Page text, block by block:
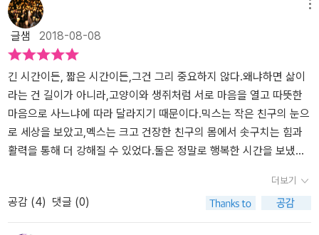
코생쥐(멕스!) 중에 하나가 바로 멕스라는 점이다. 소설에 그냥 등장
하는 서사는 하나도 없다. 언젠가 반드시 써먹기 위해서라도 이런 디
테일들이 필요한 법이다. 처음에 이름이 없던 멕스는 막스가 좋아하
는 초코 시리얼을 훔쳐 먹기 위해 막스와 믹스가 사는 집에 침투했다
가 믹스에게 사로 잡힌다. 아무리 눈이 멀었다고 하더라도, 시력 대신
청력과 감각에 더 발달한 믹스에게 멕스는 독안에 갇힌 쥐 신세일 뿐
이다. 여기서 믹스가 멕스를 꿀떡 삼켰다면 더 이상의 서사 진행은 없
었으리라. 하지만 극적인 반전이 발생한다. 믹스와 멕스가 친구가 된
먹었다고? 친구 사이에 비밀은 없는 법이란다. 결국 믹스는 막스에게
새로 사귄 친구 생쥐 멕스를 소개해 주고 주인장 막스는 또 생쥐를 새
로운 식구로 받아 들인다. 아, 이런 포용의 관계야말로 어쩌면 칠레혁
고 생각한다. 동물과 동물끼리도 친구가 될 수 있지만 천적끼리라면?
글쎄. 아주 특별한 경우가 아니고서야 천적끼리 친구가 되는 경우가
있을까? 저자는 책의 제목처럼 생쥐와 고양이가 친구가 되는 특별한
이야기를 들려주고 있다. 어릴 때부터 함께 자라온 막스와 고양이 믹
스. 막스가 성인이 되어서도 함께 살아가고 있지만 나이 탓인지 어쩐
지 어느 날 믹스는 실명을 한다. 막스가 집을 비우게 되면 믹스는 시각
이외의 감각으로 집에서 생활한다. 그런 믹스 앞에 생쥐 한 마리가 나
타난다. 생쥐를 생포하자 눈이 안 보인다는 걸 알고 이런저런 거짓말
요구사항도 더러 있는 생쥐지만 믹스에게는 혼자 있는 것보다 그런
생쥐일지라도 함께 있는 게 좋을 것 같아 친구가 된다. 이름이 없다는
생쥐에게 믹스는 멕스라는 이름을 지어준다. 그때부터 멕스는 믹스가
글샘 2018-08-08
긴 시간이든, 짧은 시간이든,그건 그리 중요하지 않다.왜냐하면 삶이
라는 건 길이가 아니라,고양이와 생쥐처럼 서로 마음을 열고 따뜻한
마음으로 사느냐에 따라 달라지기 때문이다.믹스는 작은 친구의 눈으
로 세상을 보았고,멕스는 크고 건장한 친구의 몸에서 솟구치는 힘과
활력을 통해 더 강해질 수 있었다.둘은 정말로 행복한 시간을 보냈다.
9) 비슷해야 잘 어울리는 사이도 있지만,정 반대이면서 조화를 이루
는 친구도 있는 법이다. 세풀베다의 동화는 주제가 단순하지 않아 좋
다.
더보기
공감 (4) 댓글 (0)